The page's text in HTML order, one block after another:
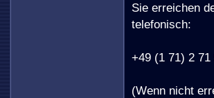
Sie erreichen
telefonisch:
+49 (1 71) 2 71
(Wenn nicht